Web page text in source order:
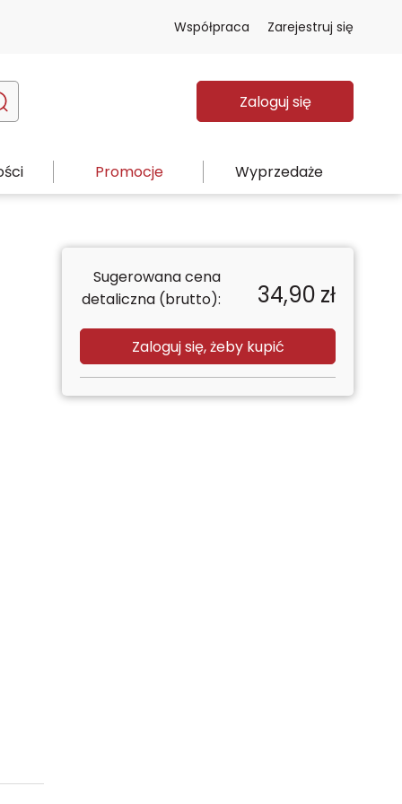
Współpraca Zarejestruj się
Zaloguj się
Promocje Wyprzedaże
Sugerowana cena
detaliczna (brutto):
34,90 zł
Zaloguj się, żeby kupić